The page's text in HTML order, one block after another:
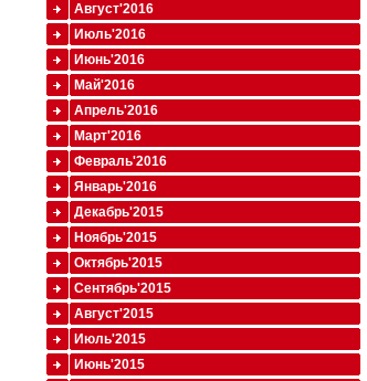
Август'2016
Июль'2016
Июнь'2016
Май'2016
Апрель'2016
Март'2016
Февраль'2016
Январь'2016
Декабрь'2015
Ноябрь'2015
Октябрь'2015
Сентябрь'2015
Август'2015
Июль'2015
Июнь'2015